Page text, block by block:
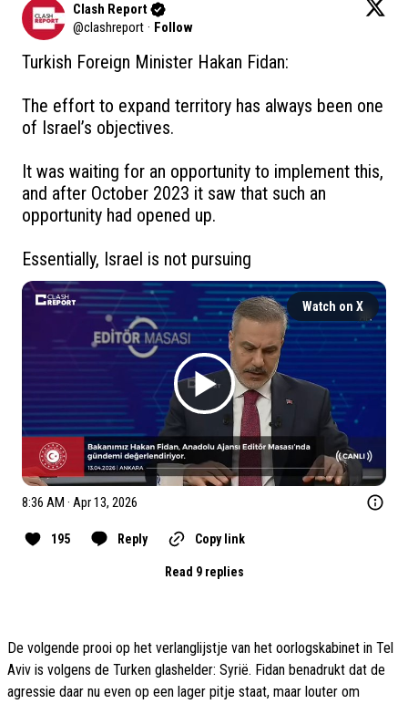
Clash Report
@clashreport · Follow
Turkish Foreign Minister Hakan Fidan:
The effort to expand territory has always been one
of Israel’s objectives.
It was waiting for an opportunity to implement this,
and after October 2023 it saw that such an
opportunity had opened up.
Essentially, Israel is not pursuing
Watch on X
8:36 AM · Apr 13, 2026
195 Reply Copy link
Read 9 replies
De volgende prooi op het verlanglijstje van het oorlogskabinet in Tel
Aviv is volgens de Turken glashelder: Syrië. Fidan benadrukt dat de
agressie daar nu even op een lager pitje staat, maar louter om